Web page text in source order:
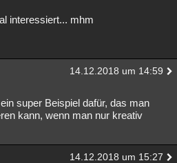
interessiert... mhm
14.12.2018 um 14:59
super Beispiel dafür, das man
kann, wenn man nur kreativ
14.12.2018 um 15:27